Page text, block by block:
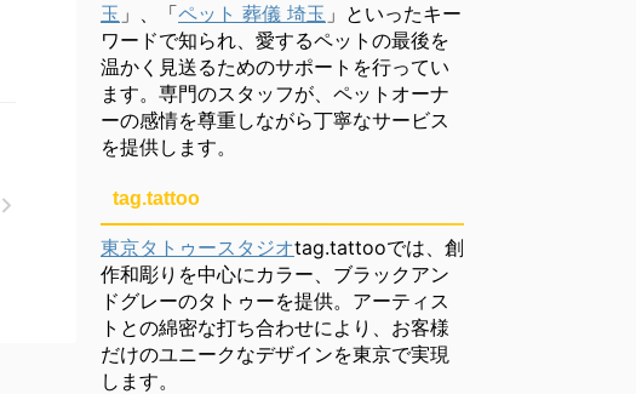
玉 」、「ペット 葬儀 埼玉 」といったキー
ワードで知られ、愛するペットの最後を
温かく見送るためのサポートを行ってい
ます。専門のスタッフが、ペットオーナ
ーの感情を尊重しながら丁寧なサービス
を提供します。
tag.tattoo
東京タトゥースタジオtag.tattooでは、創
作和彫りを中心にカラー、ブラックアン
ドグレーのタトゥーを提供。アーティス
トとの綿密な打ち合わせにより、お客様
だけのユニークなデザインを東京で実現
します。